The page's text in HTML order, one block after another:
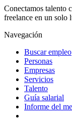
Conectamos talento
freelance en un solo
Navegación
Buscar empleo
Personas
Empresas
Servicios
Talento
Guía salarial
Informe del